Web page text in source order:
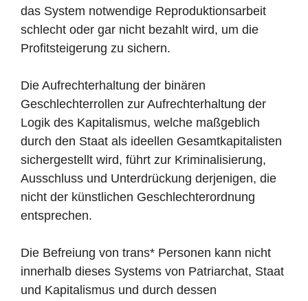
das System notwendige Reproduktionsarbeit
schlecht oder gar nicht bezahlt wird, um die
Profitsteigerung zu sichern.
Die Aufrechterhaltung der binären
Geschlechterrollen zur Aufrechterhaltung der
Logik des Kapitalismus, welche maßgeblich
durch den Staat als ideellen Gesamtkapitalisten
sichergestellt wird, führt zur Kriminalisierung,
Ausschluss und Unterdrückung derjenigen, die
nicht der künstlichen Geschlechterordnung
entsprechen.
Die Befreiung von trans* Personen kann nicht
innerhalb dieses Systems von Patriarchat, Staat
und Kapitalismus und durch dessen